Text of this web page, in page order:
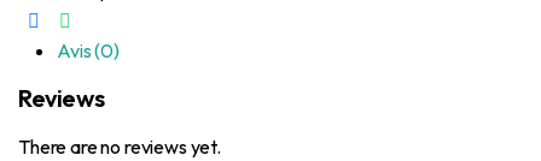
Avis (0)
Reviews
There are no reviews yet.